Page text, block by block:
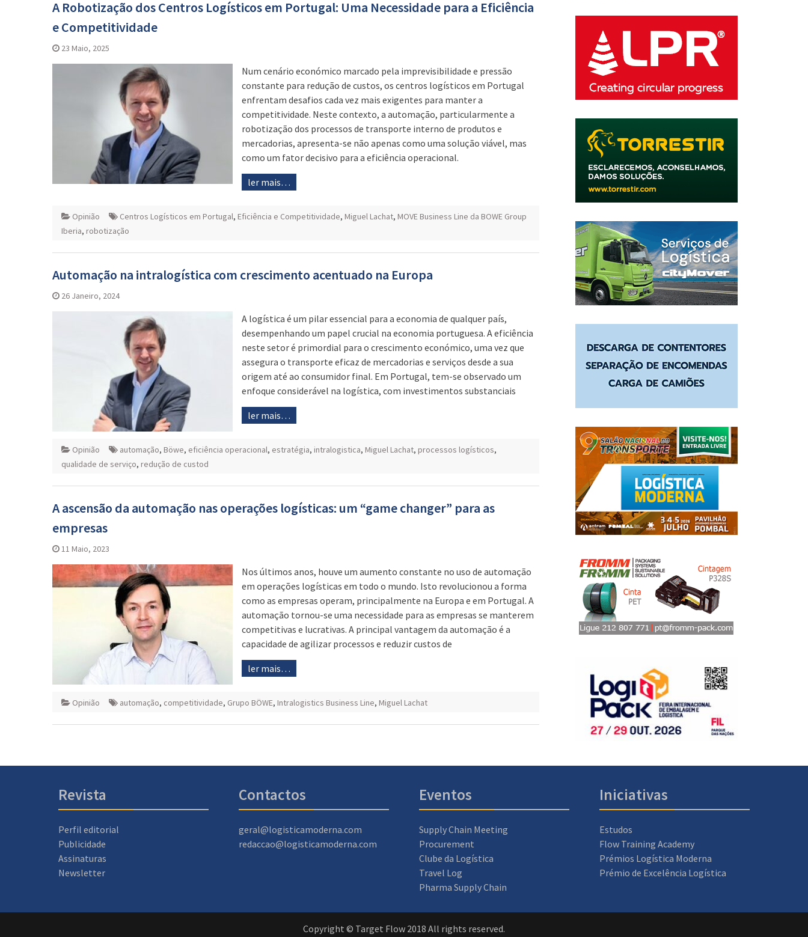
A Robotização dos Centros Logísticos em Portugal: Uma Necessidade para a Eficiência
e Competitividade
23 Maio, 2025
Num cenário económico marcado pela imprevisibilidade e pressão
constante para redução de custos, os centros logísticos em Portugal
enfrentam desafios cada vez mais exigentes para manter a
competitividade. Neste contexto, a automação, particularmente a
robotização dos processos de transporte interno de produtos e
mercadorias, apresenta-se não apenas como uma solução viável, mas
como um fator decisivo para a eficiência operacional.
ler mais…
Opinião Centros Logísticos em Portugal, Eficiência e Competitividade, Miguel Lachat, MOVE Business Line da BOWE Group
Iberia, robotização
Automação na intralogística com crescimento acentuado na Europa
26 Janeiro, 2024
A logística é um pilar essencial para a economia de qualquer país,
desempenhando um papel crucial na economia portuguesa. A eficiência
neste setor é primordial para o crescimento económico, uma vez que
assegura o transporte eficaz de mercadorias e serviços desde a sua
origem até ao consumidor final. Em Portugal, tem-se observado um
enfoque considerável na logística, com investimentos substanciais
ler mais…
Opinião automação, Böwe, eficiência operacional, estratégia, intralogistica, Miguel Lachat, processos logísticos,
qualidade de serviço, redução de custod
A ascensão da automação nas operações logísticas: um “game changer” para as
empresas
11 Maio, 2023
Nos últimos anos, houve um aumento constante no uso de automação
em operações logísticas em todo o mundo. Isto revolucionou a forma
como as empresas operam, principalmente na Europa e em Portugal. A
automação tornou-se uma necessidade para as empresas se manterem
competitivas e lucrativas. A principal vantagem da automação é a
capacidade de agilizar processos e reduzir custos de
ler mais…
Opinião automação, competitividade, Grupo BÖWE, Intralogistics Business Line, Miguel Lachat
Revista
Perfil editorial
Publicidade
Assinaturas
Newsletter
Contactos
geral@logisticamoderna.com
redaccao@logisticamoderna.com
Eventos
Supply Chain Meeting
Procurement
Clube da Logística
Travel Log
Pharma Supply Chain
Iniciativas
Estudos
Flow Training Academy
Prémios Logística Moderna
Prémio de Excelência Logística
Copyright © Target Flow 2018 All rights reserved.